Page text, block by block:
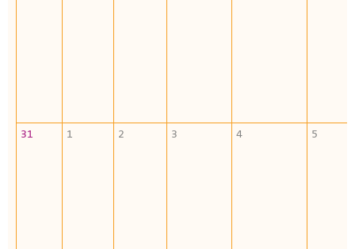
31 1 2 3 4 5